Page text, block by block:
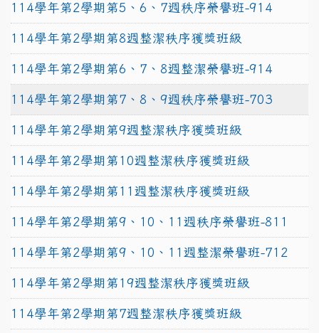
114學年第2學期第5、6、7週秩序榮譽班-914
114學年第2學期第8週整潔秩序獲獎班級
114學年第2學期第6、7、8週整潔榮譽班-914
114學年第2學期第7、8、9週秩序榮譽班-703
114學年第2學期第9週整潔秩序獲獎班級
114學年第2學期第10週整潔秩序獲獎班級
114學年第2學期第11週整潔秩序獲獎班級
114學年第2學期第9、10、11週秩序榮譽班-811
114學年第2學期第9、10、11週整潔榮譽班-712
114學年第2學期第19週整潔秩序獲獎班級
114學年第2學期第7週整潔秩序獲獎班級